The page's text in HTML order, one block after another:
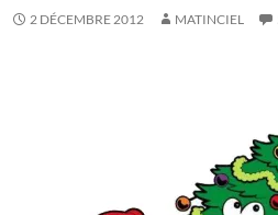
2 DÉCEMBRE 2012 MATINCIEL